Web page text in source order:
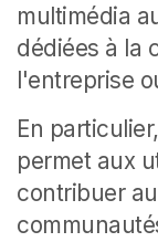
multimédia
dédiées à la
l'entreprise
En
permet aux
contribuer